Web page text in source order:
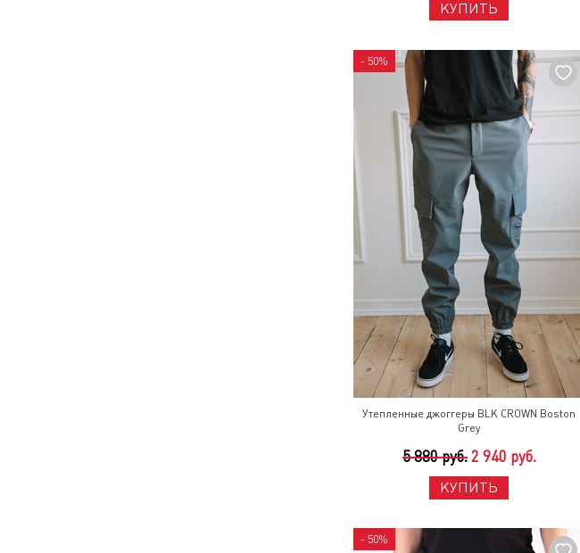
КУПИТЬ
- 50%
Утепленные джоггеры BLK CROWN Boston
Grey
5 880 руб. 2 940 руб.
КУПИТЬ
- 50%